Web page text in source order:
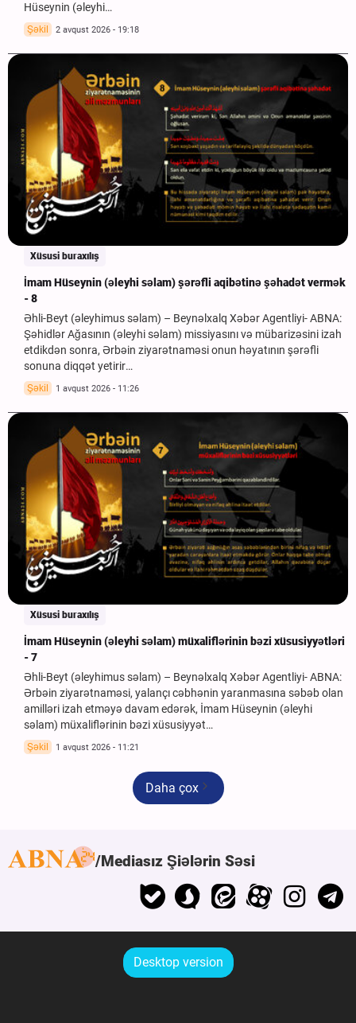
Hüseynin (əleyhi…
Şəkil 2 avqust 2026 - 19:18
Xüsusi buraxılış
İmam Hüseynin (əleyhi səlam) şərəfli aqibətinə şəhadət vermək
- 8
Əhli-Beyt (əleyhimus səlam) – Beynəlxalq Xəbər Agentliyi- ABNA:
Şəhidlər Ağasının (əleyhi səlam) missiyasını və mübarizəsini izah
etdikdən sonra, Ərbəin ziyarətnaməsi onun həyatının şərəfli
sonuna diqqət yetirir…
Şəkil 1 avqust 2026 - 11:26
Xüsusi buraxılış
İmam Hüseynin (əleyhi səlam) müxaliflərinin bəzi xüsusiyyətləri
- 7
Əhli-Beyt (əleyhimus səlam) – Beynəlxalq Xəbər Agentliyi- ABNA:
Ərbəin ziyarətnaməsi, yalançı cəbhənin yaranmasına səbəb olan
amilləri izah etməyə davam edərək, İmam Hüseynin (əleyhi
səlam) müxaliflərinin bəzi xüsusiyyət…
Şəkil 1 avqust 2026 - 11:21
Daha çox
Mediasız Şiələrin Səsi
Desktop version